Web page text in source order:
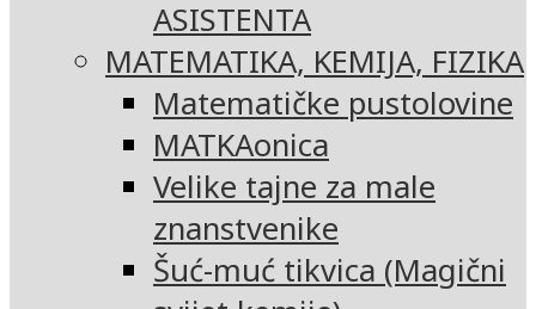
ASISTENTA
MATEMATIKA, KEMIJA, FIZIKA
Matematičke pustolovine
MATKAonica
Velike tajne za male
znanstvenike
Šuć-muć tikvica (Magični